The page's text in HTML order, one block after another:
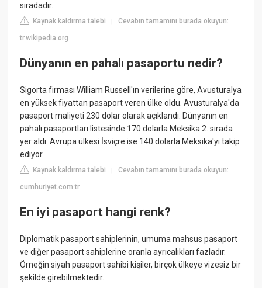
sıradadır.
Kaynak kaldırma talebi |Cevabın tamamını burada okuyun:
tr.wikipedia.org
Dünyanın en pahalı pasaportu nedir?
Sigorta firması William Russell'ın verilerine göre, Avusturalya
en yüksek fiyattan pasaport veren ülke oldu. Avusturalya'da
pasaport maliyeti 230 dolar olarak açıklandı. Dünyanın en
pahalı pasaportları listesinde 170 dolarla Meksika 2. sırada
yer aldı. Avrupa ülkesi İsviçre ise 140 dolarla Meksika'yı takip
ediyor.
Kaynak kaldırma talebi |Cevabın tamamını burada okuyun:
cumhuriyet.com.tr
En iyi pasaport hangi renk?
Diplomatik pasaport sahiplerinin, umuma mahsus pasaport
ve diğer pasaport sahiplerine oranla ayrıcalıkları fazladır.
Örneğin siyah pasaport sahibi kişiler, birçok ülkeye vizesiz bir
şekilde girebilmektedir.